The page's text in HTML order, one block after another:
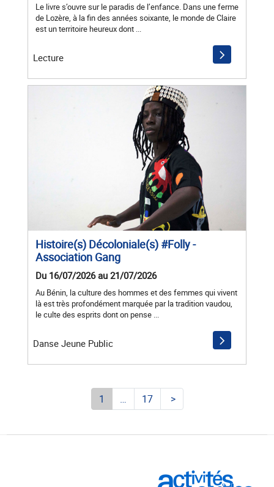
Le livre s’ouvre sur le paradis de l’enfance. Dans une ferme
de Lozère, à la fin des années soixante, le monde de Claire
est un territoire heureux dont ...
Lecture
Histoire(s) Décoloniale(s) #Folly -
Association Gang
Du 16/07/2026 au 21/07/2026
Au Bénin, la culture des hommes et des femmes qui vivent
là est très profondément marquée par la tradition vaudou,
le culte des esprits dont on pense ...
Danse Jeune Public
1 … 17 >